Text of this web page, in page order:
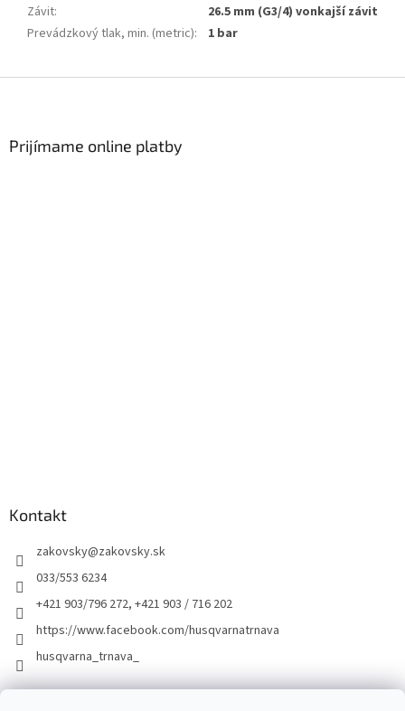
Závit:
26.5 mm (G3/4) vonkajší závit
Prevádzkový tlak, min. (metric): 1 bar
Prijímame online platby
Kontakt
zakovsky@zakovsky.sk
033/553 6234
+421 903/796 272, +421 903 / 716 202
https://www.facebook.com/husqvarnatrnava
husqvarna_trnava_